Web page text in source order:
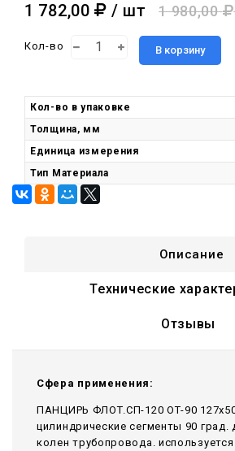
1 782,00 / шт 1 980,00
Кол-во В корзину
Кол-во в упаковке
Толщина, мм
Единица измерения
Тип Материала
Описание
Технические
Отзывы
Сфера применения:
ПАНЦИРЬ ФЛОТ.СП-120 ОТ-90
цилиндрические сегменты 90 град.
колен трубопровода.